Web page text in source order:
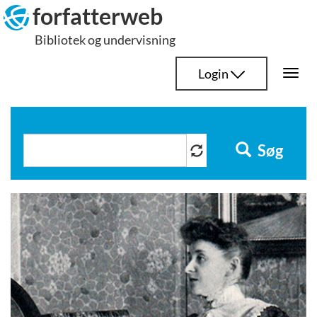
Hop
til
indhold
forfatterweb
Bibliotek og undervisning
Login
Søg